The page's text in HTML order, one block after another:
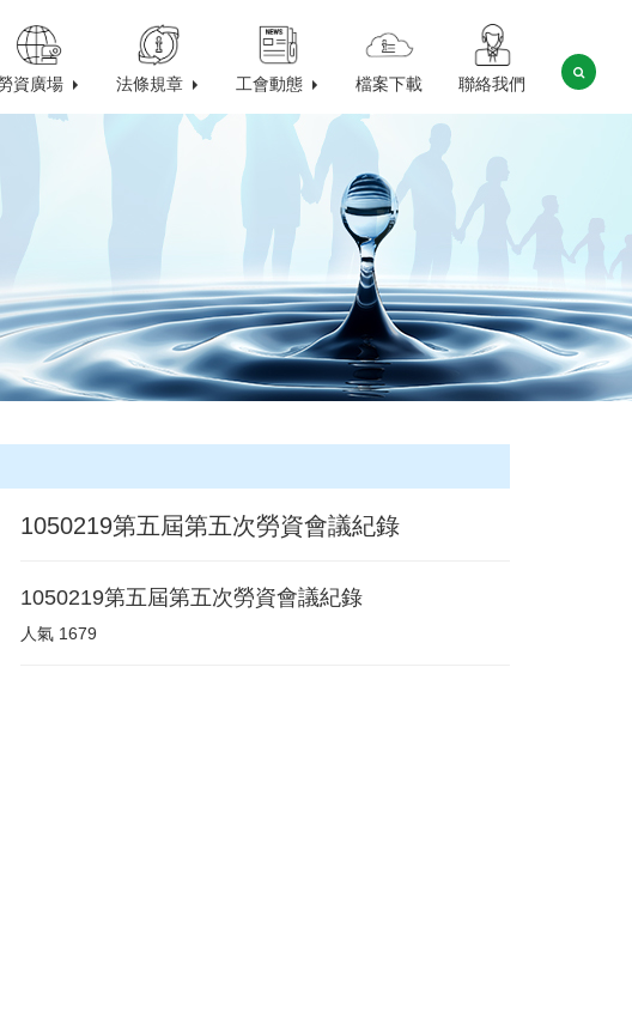
資廣場 法條規章 工會動態 檔案下載 聯絡我們
1050219第五屆第五次勞資會議紀錄
1050219第五屆第五次勞資會議紀錄
人氣 1679